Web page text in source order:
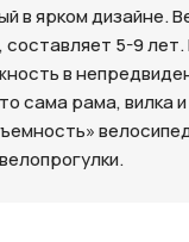
в ярком
5-9
в
сама рама,